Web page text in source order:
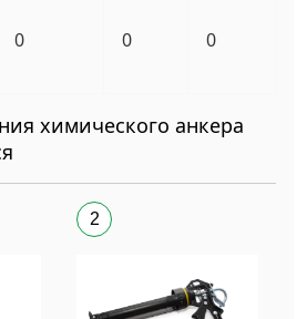
0 0 0
химического анкера
2